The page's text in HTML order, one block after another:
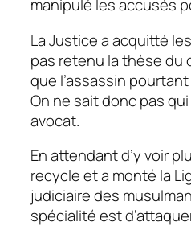
manipulé les accusés
La Justice a acquitté
pas retenu la thèse du
que l’assassin
On ne sait donc pas
avocat.
En attendant d’y voir
recycle et a monté la
judiciaire des
spécialité est